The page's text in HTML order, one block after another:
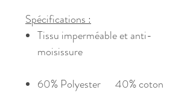
Spécifications :
Tissu imperméable et anti-
moisissure
60% Polyester 40% coton